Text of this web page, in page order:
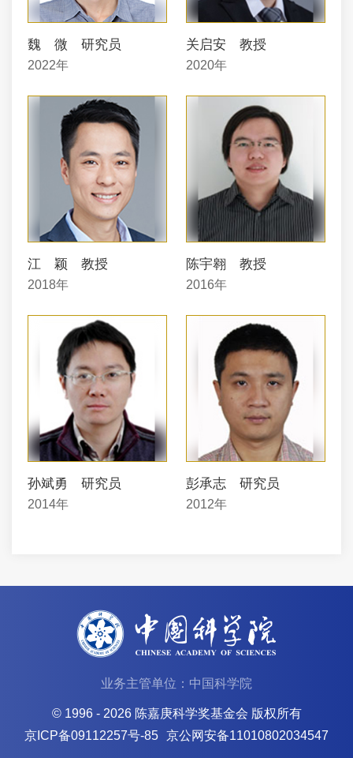
魏 微 研究员
2022年
关启安 教授
2020年
江 颖 教授
2018年
陈宇翱 教授
2016年
孙斌勇 研究员
2014年
彭承志 研究员
2012年
业务主管单位：中国科学院
© 1996 - 2026 陈嘉庚科学奖基金会 版权所有
京ICP备09112257号-85 京公网安备11010802034547